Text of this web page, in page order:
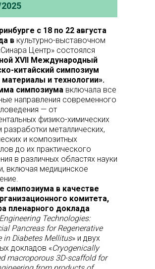
с 18 по 22 августа
в культурно-выставочном
Центр» состоялся
XVII Международный
китайский симпозиум
и технологии».
симпозиума включала все
направления современного
— от
физико-химических
разработки металлических,
и композитных
до их практического
в различных областях науки
включая медицинское
симпозиума в качестве
комитета,
пленарного доклада
Technologies:
Pancreas for Regenerative
in Diabetes Mellitus» и двух
докладов «Cryogenically
macroporous 3D-scaffold for